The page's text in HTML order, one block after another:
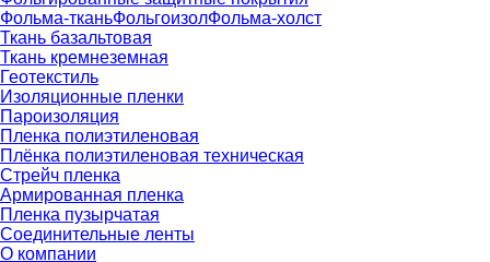
Фольма-тканьФольгоизолФольма-холст
Ткань базальтовая
Ткань кремнеземная
Геотекстиль
Изоляционные пленки
Пароизоляция
Пленка полиэтиленовая
Плёнка полиэтиленовая техническая
Стрейч пленка
Армированная пленка
Пленка пузырчатая
Соединительные ленты
О компании